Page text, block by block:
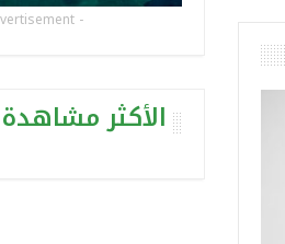
-
الأكثر مشاهدة